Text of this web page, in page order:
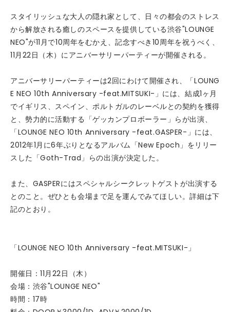
スタイリッシュな大人の隠れ家として、日々の都会のストレス
から解放される癒しのスペースを提供している渋谷"LOUNGE
NEO"が11月で10周年をむかえ、記念すべき10周年を祝うべく、
11月22日（木）にアニバーサリーパーティーが開催される。
アニバーサリーパーティーは2回にわけて開催され、「LOUNG
E NEO 10th Anniversary -feat.MITSUKI-」には、結成1ヶ月
でイギリス、スペイン、ポルトガルのレーベルとの契約を獲得
と、勢力的に活動する「ゲッカンプロボーラー」らが出演、
「LOUNGE NEO 10th Anniversary -feat.GASPER-」には、
2012年1月に6年ぶりとなるアルバム「New Epoch」をリリー
スした「Goth-Trad」らの出演が決定した。
また、GASPERにはスペシャルシークレットゲストが出演する
とのこと。ぜひとも会場まで足を運んでみてほしい。詳細は下
記のとおり。
「LOUNGE NEO 10th Anniversary -feat.MITSUKI-」
開催日：11月22日（木）
会場：渋谷"LOUNGE NEO"
時間：17時